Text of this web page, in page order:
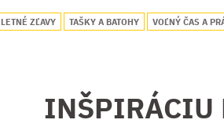
LETNÉ ZĽAVY TAŠKY A BATOHY VOĽNÝ ČAS A
INŠPIRÁCIU